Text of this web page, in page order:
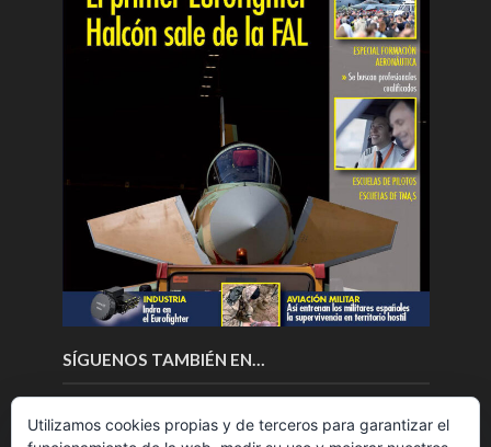
SÍGUENOS TAMBIÉN EN…
Utilizamos cookies propias y de terceros para garantizar el